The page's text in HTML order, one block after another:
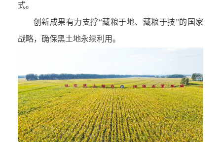
式。
创新成果有力支撑“藏粮于地、 藏粮于技”的国家
战略，确保黑土地永续利用。